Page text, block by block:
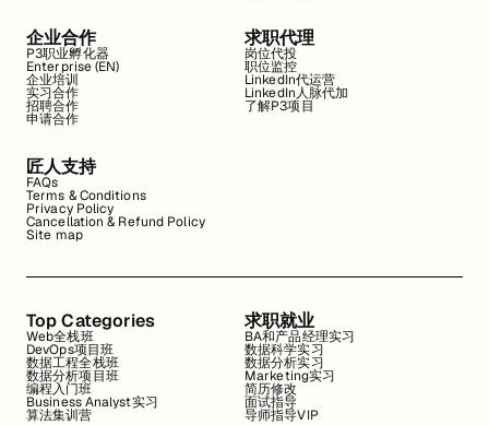
企业合作
P3职业孵化器
Enterprise (EN)
企业培训
实习合作
招聘合作
申请合作
求职代理
岗位代投
职位监控
LinkedIn代运营
LinkedIn人脉代加
了解P3项目
匠人支持
FAQs
Terms & Conditions
Privacy Policy
Cancellation & Refund Policy
Site map
Top Categories
Web全栈班
DevOps项目班
数据工程全栈班
数据分析项目班
编程入门班
Business Analyst实习
算法集训营
求职就业
BA和产品经理实习
数据科学实习
数据分析实习
Marketing实习
简历修改
面试指导
导师指导VIP